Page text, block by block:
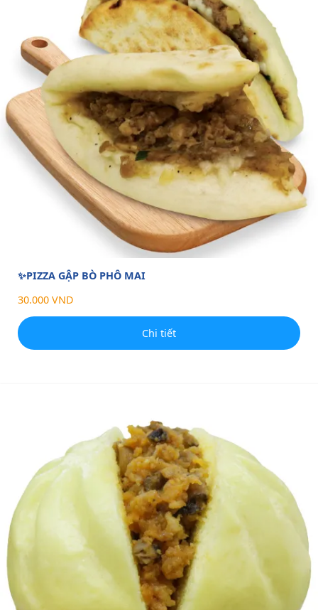
✨PIZZA GẬP BÒ PHÔ MAI
30.000 VND
Chi tiết